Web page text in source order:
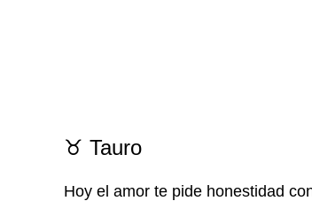
♉ Tauro
Hoy el amor te pide honestidad